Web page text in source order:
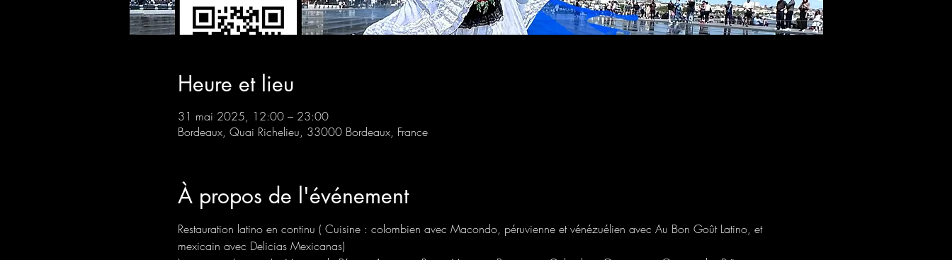
Heure et lieu
31 mai 2025, 12:00 – 23:00
Bordeaux, Quai Richelieu, 33000 Bordeaux, France
À propos de l'événement
Restauration latino en continu ( Cuisine : colombien avec Macondo, péruvienne et vénézuélien avec Au Bon Goût Latino, et
mexicain avec Delicias Mexicanas)